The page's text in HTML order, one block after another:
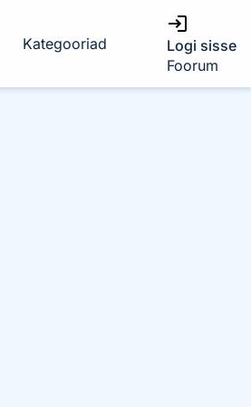
Kategooriad
Logi sisse
Foorum